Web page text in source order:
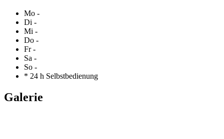
Mo -
Di -
Mi -
Do -
Fr -
Sa -
So -
* 24 h Selbstbedienung
Galerie